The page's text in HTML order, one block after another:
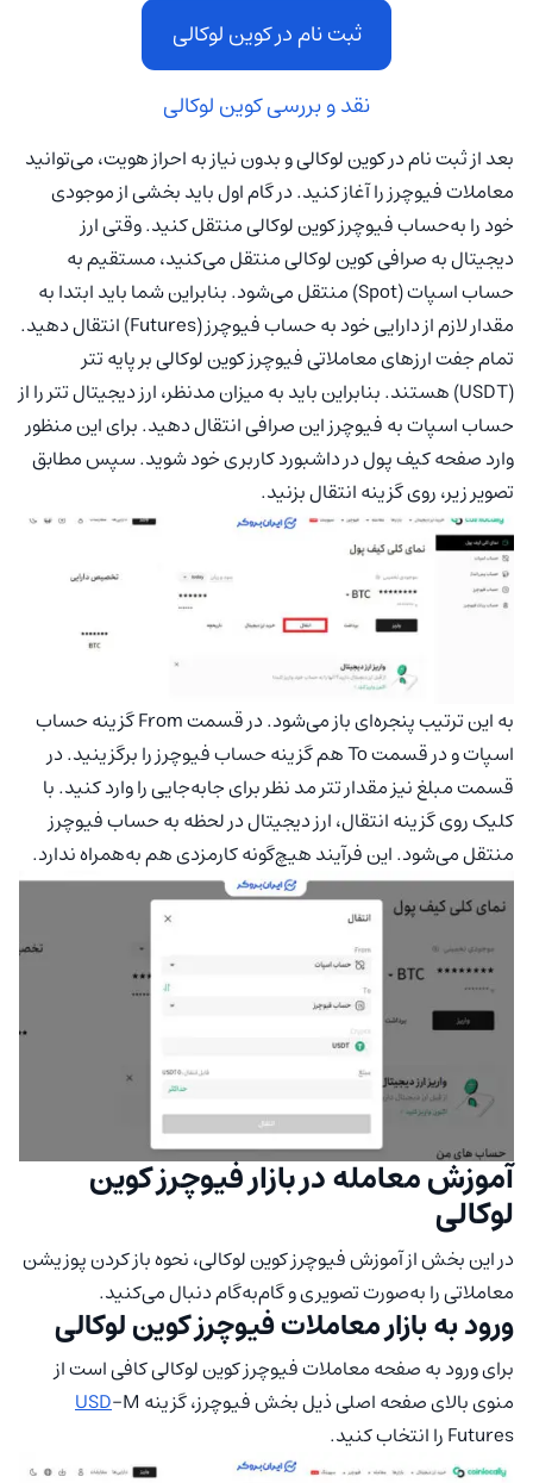
ثبت نام در کوین لوکالی
نقد و بررسی کوین لوکالی
بعد از ثبت نام در کوین لوکالی و بدون نیاز به احراز هویت، می‌توانید
معاملات فیوچرز را آغاز کنید. در گام اول باید بخشی از موجودی
خود را به‌حساب فیوچرز کوین لوکالی منتقل کنید. وقتی ارز
دیجیتال به صرافی کوین لوکالی منتقل می‌کنید، مستقیم به
حساب اسپات (Spot) منتقل می‌شود. بنابراین شما باید ابتدا به
مقدار لازم از دارایی خود به حساب فیوچرز (Futures) انتقال دهید.
تمام جفت ارزهای معاملاتی فیوچرز کوین لوکالی بر پایه تتر
(USDT) هستند. بنابراین باید به میزان مدنظر، ارز دیجیتال تتر را از
حساب اسپات به فیوچرز این صرافی انتقال دهید. برای این منظور
وارد صفحه کیف پول در داشبورد کاربری خود شوید. سپس مطابق
تصویر زیر، روی گزینه انتقال بزنید.
به این ترتیب پنجره‌ای باز می‌شود. در قسمت From گزینه حساب
اسپات و در قسمت To هم گزینه حساب فیوچرز را برگزینید. در
قسمت مبلغ نیز مقدار تتر مد نظر برای جابه‌جایی را وارد کنید. با
کلیک روی گزینه انتقال، ارز دیجیتال در لحظه به حساب فیوچرز
منتقل می‌شود. این فرآیند هیچ‌گونه کارمزدی هم به‌همراه ندارد.
آموزش معامله در بازار فیوچرز کوین
لوکالی
در این بخش از آموزش فیوچرز کوین لوکالی، نحوه باز کردن پوزیشن
معاملاتی را به‌صورت تصویری و گام‌به‌گام دنبال می‌کنید.
ورود به بازار معاملات فیوچرز کوین لوکالی
برای ورود به صفحه معاملات فیوچرز کوین لوکالی کافی است از
منوی بالای صفحه اصلی ذیل بخش فیوچرز، گزینه
USD-M
Futures را انتخاب کنید.